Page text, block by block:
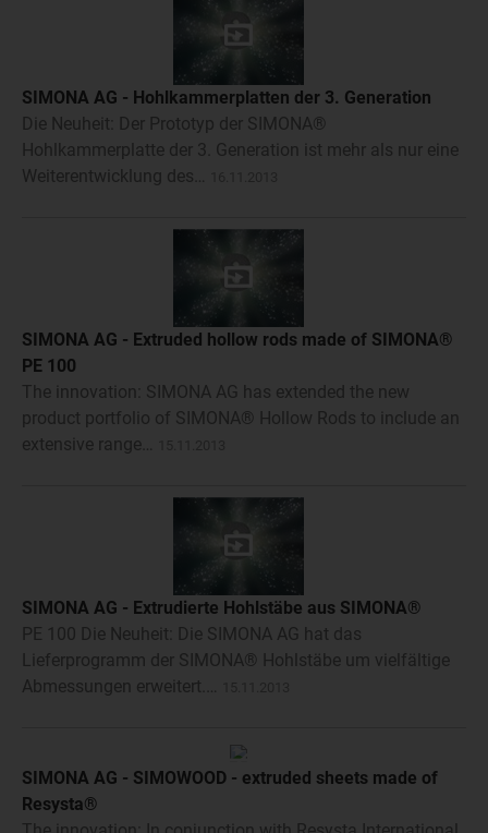
SIMONA AG - Hohlkammerplatten der 3. Generation
Die Neuheit: Der Prototyp der SIMONA®
Hohlkammerplatte der 3. Generation ist mehr als nur eine
Weiterentwicklung des…
SIMONA AG - Extruded hollow rods made of SIMONA®
PE 100
The innovation: SIMONA AG has extended the new
product portfolio of SIMONA® Hollow Rods to include an
extensive range…
SIMONA AG - Extrudierte Hohlstäbe aus SIMONA®
PE 100 Die Neuheit: Die SIMONA AG hat das
Lieferprogramm der SIMONA® Hohlstäbe um vielfältige
Abmessungen erweitert.…
SIMONA AG - SIMOWOOD - extruded sheets made of
Resysta®